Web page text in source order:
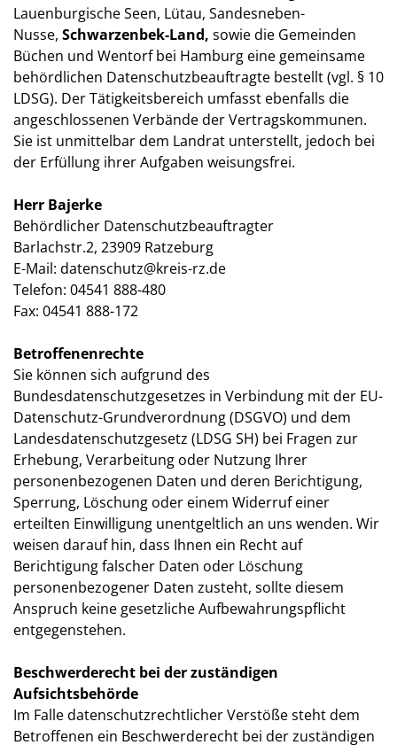
Lauenburgische Seen, Lütau, Sandesneben-
Nusse, Schwarzenbek-Land, sowie die Gemeinden
Büchen und Wentorf bei Hamburg eine gemeinsame
behördlichen Datenschutzbeauftragte bestellt (vgl. § 10
LDSG). Der Tätigkeitsbereich umfasst ebenfalls die
angeschlossenen Verbände der Vertragskommunen.
Sie ist unmittelbar dem Landrat unterstellt, jedoch bei
der Erfüllung ihrer Aufgaben weisungsfrei.
Herr Bajerke
Behördlicher Datenschutzbeauftragter
Barlachstr.2, 23909 Ratzeburg
E-Mail: datenschutz@kreis-rz.de
Telefon: 04541 888-480
Fax: 04541 888-172
Betroffenenrechte
Sie können sich aufgrund des
Bundesdatenschutzgesetzes in Verbindung mit der EU-
Datenschutz-Grundverordnung (DSGVO) und dem
Landesdatenschutzgesetz (LDSG SH) bei Fragen zur
Erhebung, Verarbeitung oder Nutzung Ihrer
personenbezogenen Daten und deren Berichtigung,
Sperrung, Löschung oder einem Widerruf einer
erteilten Einwilligung unentgeltlich an uns wenden. Wir
weisen darauf hin, dass Ihnen ein Recht auf
Berichtigung falscher Daten oder Löschung
personenbezogener Daten zusteht, sollte diesem
Anspruch keine gesetzliche Aufbewahrungspflicht
entgegenstehen.
Beschwerderecht bei der zuständigen
Aufsichtsbehörde
Im Falle datenschutzrechtlicher Verstöße steht dem
Betroffenen ein Beschwerderecht bei der zuständigen